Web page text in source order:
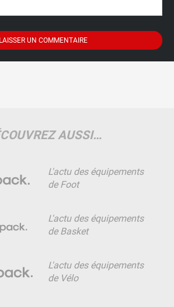
AUSSI…
L'actu des équipements
de Foot
L'actu des équipements
de Basket
L'actu des équipements
de Vélo